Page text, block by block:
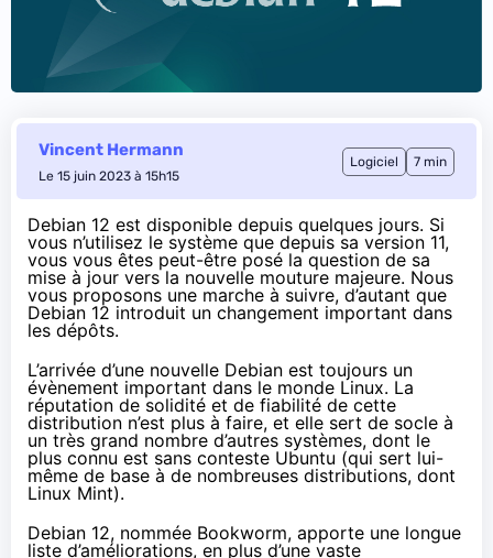
Vincent Hermann
Le 15 juin 2023 à 15h15
Logiciel 7 min
Debian 12 est disponible depuis quelques jours. Si
vous n’utilisez le système que depuis sa version 11,
vous vous êtes peut-être posé la question de sa
mise à jour vers la nouvelle mouture majeure. Nous
vous proposons une marche à suivre, d’autant que
Debian 12 introduit un changement important dans
les dépôts.
L’arrivée d’une nouvelle Debian est toujours un
évènement important dans le monde Linux. La
réputation de solidité et de fiabilité de cette
distribution n’est plus à faire, et elle sert de socle à
un très grand nombre d’autres systèmes, dont le
plus connu est sans conteste Ubuntu (qui sert lui-
même de base à de nombreuses distributions, dont
Linux Mint).
Debian 12, nommée Bookworm, apporte une longue
liste d’améliorations, en plus d’une vaste